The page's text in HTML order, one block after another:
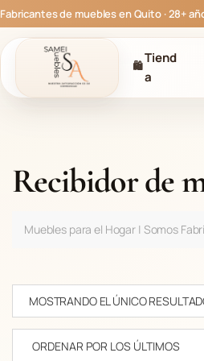
S
a
a
Fabricantes de muebles en Quito · 28+
🛍
Tiend
a
Recibidor de
Muebles para el Hogar | Somos
MOSTRANDO EL ÚNICO